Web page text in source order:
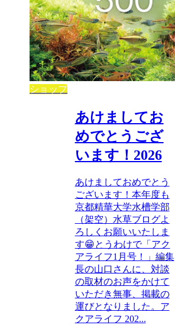
ショップ
あけましてお
めでとうござ
います！2026
あけましておめでとう
ございます！本年度も
京都精華大学水槽学部
（架空）水草ブログよ
ろしくお願いいたしま
す😁とうわけで「アク
アライフ1月号！」編集
長の山口さんに、対談
の取材のお声をかけて
いただき無事、掲載の
運びとなりました。ア
クアライフ 202...